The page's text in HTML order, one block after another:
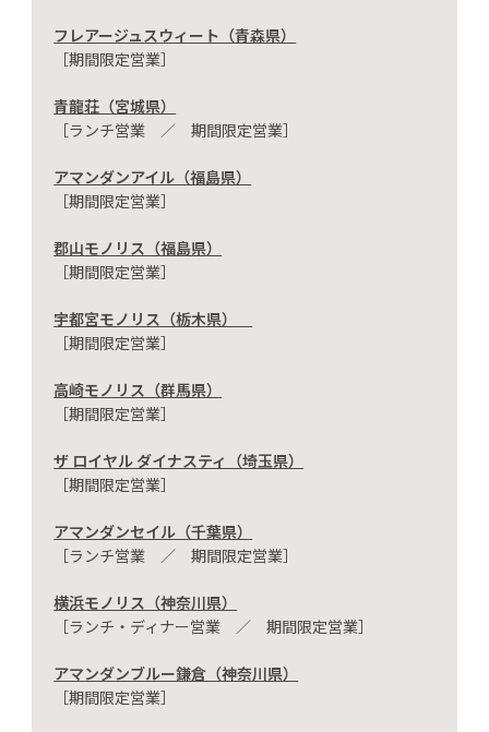
フレアージュスウィート（青森県）
［期間限定営業］
青龍荘（宮城県）
［ランチ営業 ／ 期間限定営業］
アマンダンアイル（福島県）
［期間限定営業］
郡山モノリス（福島県）
［期間限定営業］
宇都宮モノリス（栃木県）
［期間限定営業］
高崎モノリス（群馬県）
［期間限定営業］
ザ ロイヤル ダイナスティ（埼玉県）
［期間限定営業］
アマンダンセイル（千葉県）
［ランチ営業 ／ 期間限定営業］
横浜モノリス（神奈川県）
［ランチ・ディナー営業 ／ 期間限定営業］
アマンダンブルー鎌倉（神奈川県）
［期間限定営業］